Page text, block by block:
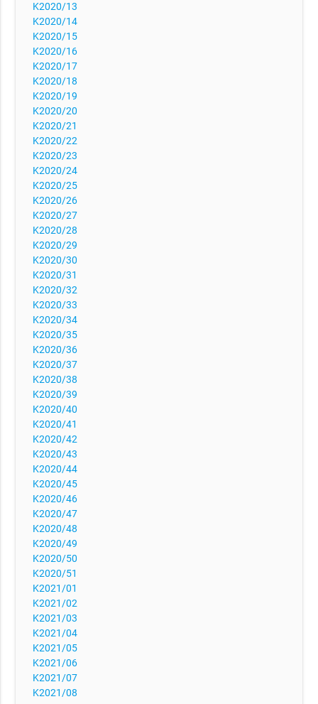
K2020/13
K2020/14
K2020/15
K2020/16
K2020/17
K2020/18
K2020/19
K2020/20
K2020/21
K2020/22
K2020/23
K2020/24
K2020/25
K2020/26
K2020/27
K2020/28
K2020/29
K2020/30
K2020/31
K2020/32
K2020/33
K2020/34
K2020/35
K2020/36
K2020/37
K2020/38
K2020/39
K2020/40
K2020/41
K2020/42
K2020/43
K2020/44
K2020/45
K2020/46
K2020/47
K2020/48
K2020/49
K2020/50
K2020/51
K2021/01
K2021/02
K2021/03
K2021/04
K2021/05
K2021/06
K2021/07
K2021/08